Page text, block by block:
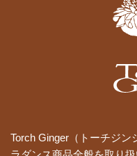
Torch Ginger（トーチジン